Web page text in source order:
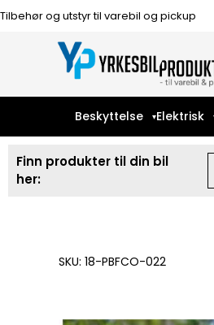
Tilbehør og utstyr til varebil og pickup
Beskyttelse Elektrisk
Finn produkter til din bil
her:
SKU: 18-PBFCO-022